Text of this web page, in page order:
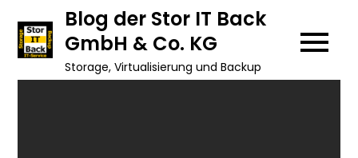
content
Blog der Stor IT Back
GmbH & Co. KG
Storage, Virtualisierung und Backup